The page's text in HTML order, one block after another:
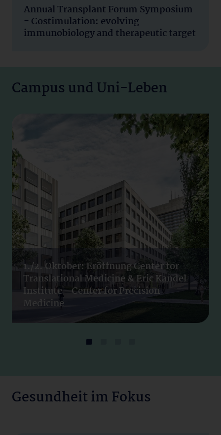
Annual Transplant Forum Symposium
- Costimulation: evolving
immunobiology and therapeutic target
Campus und Uni-Leben
1./2. Oktober: Eröffnung Center for
Translational Medicine & Eric Kandel
Institute - Center for Precision
Medicine
Gesundheit im Fokus